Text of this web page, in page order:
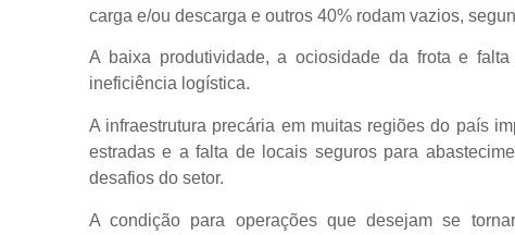
carga e/ou descarga e outros 40% rodam vazios,
A baixa produtividade, a ociosidade da frota e
ineficiência logística.
A infraestrutura precária em muitas regiões do país
estradas e a falta de locais seguros para
desafios do setor.
A condição para operações que desejam se